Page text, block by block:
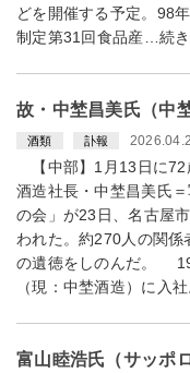
どを開催する予定。98
制定第31回食品産…続
故・中埜昌美氏（中
酒類 訃報
【中部】1月13日に72
酒造社長・中埜昌美氏
の会」が23日、名古屋
われた。約270人の関係
の遺徳をしのんだ。
（現：中埜酒造）に入
富山睦浩氏（サッポ